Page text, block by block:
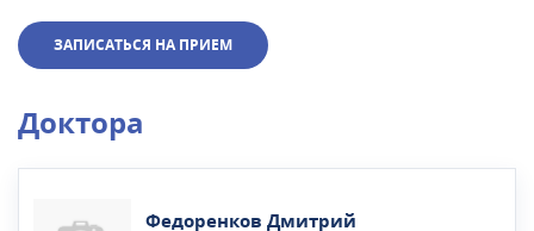
ЗАПИСАТЬСЯ НА ПРИЕМ
Доктора
Федоренков Дмитрий